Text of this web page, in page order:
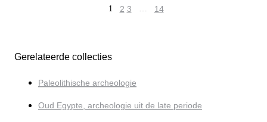
1 2 3 … 14
Gerelateerde collecties
Paleolithische archeologie
Oud Egypte, archeologie uit de late periode